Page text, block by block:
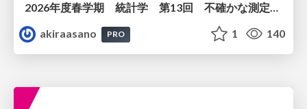
2026年度春学期 統計学 第13回 不確かな測定の不確かさを測る ― 不偏分散とt分布 (2026. 6. 25)
akiraasano
PRO 1 140